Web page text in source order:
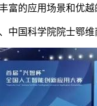
富的应用场景和优越
科学院院士鄂维